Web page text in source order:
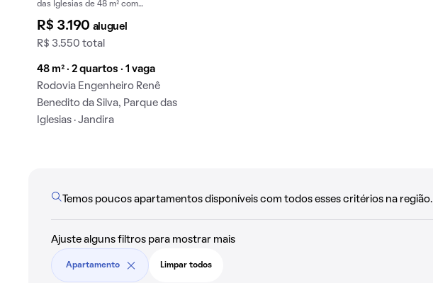
das Iglesias de 48 m² com
R$ 3.190 aluguel
R$ 3.550 total
48 m² · 2 quartos · 1 vaga
Rodovia Engenheiro Renê
Benedito da Silva, Parque das
Iglesias · Jandira
Temos poucos apartamentos disponíveis com todos esses critérios na região.
Ajuste alguns filtros para mostrar mais
Apartamento Limpar todos